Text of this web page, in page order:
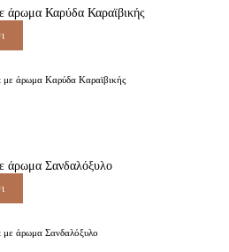
άρωμα Καρύδα Καραϊβικής
άρωμα Σανδαλόξυλο